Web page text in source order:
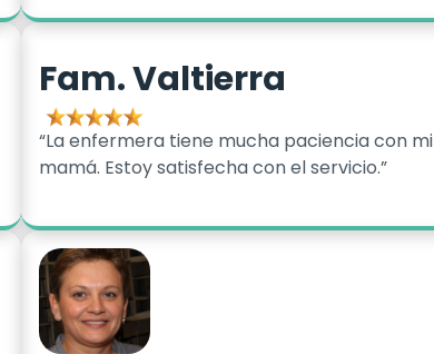
Fam. Valtierra
“La enfermera tiene mucha paciencia con mi
mamá. Estoy satisfecha con el servicio.”